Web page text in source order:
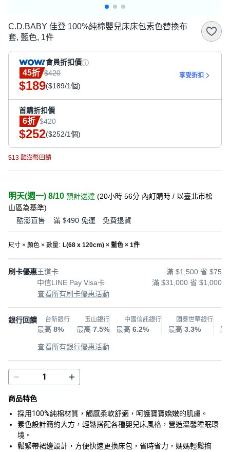
C.D.BABY 佳登 100%純棉嬰兒床床包素色替換布
套, 藍色, 1件
會員折扣價
45折 $420
$189($189/1個)
享受折扣
首購折扣價
6折 $420
$252($252/1個)
$13 酷澎幣回饋
明天(週一) 8/10 預計送達 (20小時 56分 內訂購時 / 以臺北市松
山區為基準)
酷澎直售 滿 $490 免運 免費退貨
尺寸 × 顏色 × 數量: L(68 x 120cm) × 藍色 × 1件
刷卡優惠王道卡
滿 $1,500 省 $75
中信LINE Pay Visa卡
滿 $31,000 省 $1,000
查看所有刷卡優惠活動
銀行回饋 台新銀行
最高 8%
玉山銀行
最高 7.5%
中國信託銀行
最高 6.2%
國泰世華銀行
最高 3.3% 最
查看所有銀行優惠活動
商品特色
採用100%純棉材質，觸感柔軟舒適，呵護寶寶嬌嫩的肌膚。
素色設計簡約大方，輕鬆搭配各種嬰兒床風格，營造溫馨睡眠環
境。
鬆緊帶裙邊設計，方便快速更換床包，省時省力，媽媽輕鬆搞